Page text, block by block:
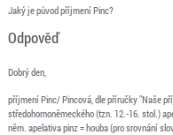
Jaký je původ příjmení Pinc?
Odpověď
Dobrý den,
příjmení Pinc/ Pincová, dle příručky "Naše
středohornoněmeckého (tzn. 12.-16. stol.)
něm. apelativa pinz = houba (pro srovnání